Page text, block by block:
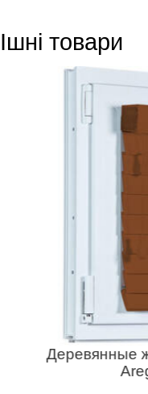
Ішні товари
Деревянные